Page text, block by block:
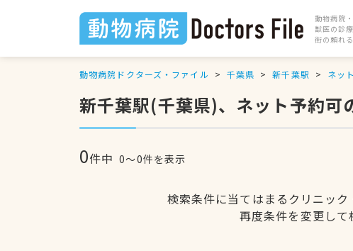
動物病院
獣医の診
街の頼れ
動物病院ドクターズ・ファイル 千葉県 新千葉駅 ネッ
新千葉駅(千葉県)、ネット予約可
0件中 0〜0件を表示
検索条件に当てはまるクリニック
再度条件を変更して